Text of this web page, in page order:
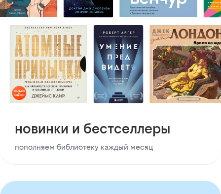
новинки и бестселлеры
пополняем библиотеку каждый месяц